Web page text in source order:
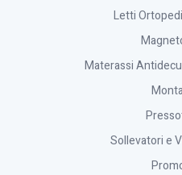
Letti
Materassi
Sollevatori e